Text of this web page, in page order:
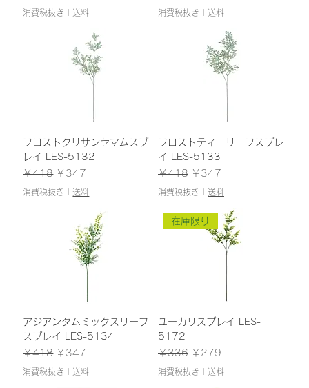
消費税抜き 送料 消費税抜き 送料
フロストクリサンセマムスプ
レイ LES-5132
通常価格
￥418 セール価格
￥347
消費税抜き 送料
フロストティーリーフスプレ
イ LES-5133
通常価格
￥418 セール価格
￥347
消費税抜き 送料
アジアンタムミックスリーフ
スプレイ LES-5134
通常価格
￥418 セール価格
￥347
消費税抜き 送料
在庫限り
ユーカリスプレイ LES-
5172
通常価格
￥336 セール価格
￥279
消費税抜き 送料